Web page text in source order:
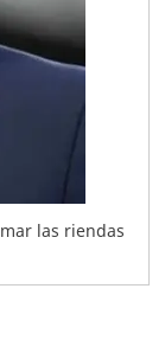
las riendas